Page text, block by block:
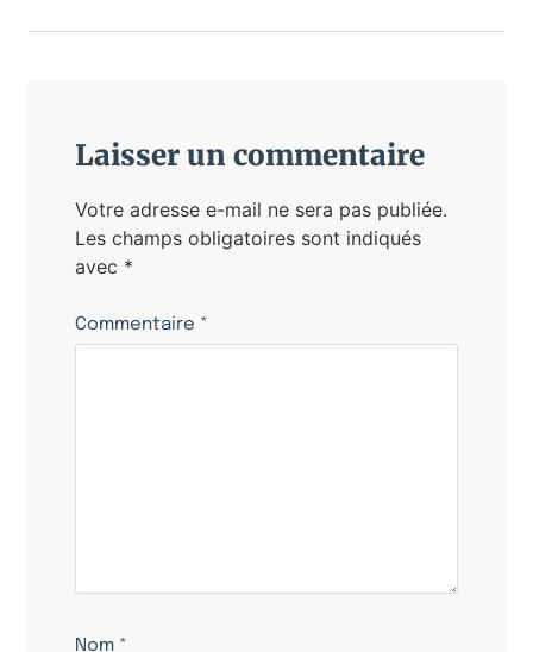
Laisser un commentaire
Votre adresse e-mail ne sera pas publiée.
Les champs obligatoires sont indiqués
avec *
Commentaire *
Nom *